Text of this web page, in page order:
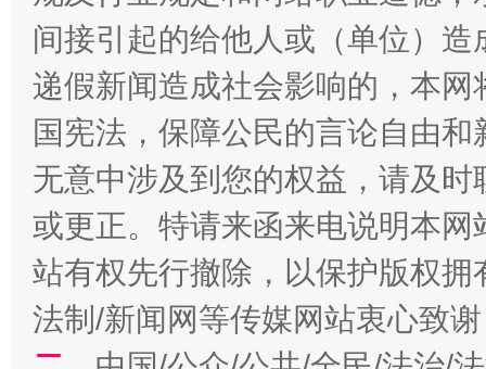
全民健身五年计划来了！等你上场
阿坝州三大球赛在茂县开幕 规模
间接引起的给他人或（单位）
递假新闻造成社会影响的，本
国宪法，保障公民的言论自由
无意中涉及到您的权益，请及
或更正。特请来函来电说明本
站有权先行撤除，以保护版权
法制/新闻网等传媒网站衷心致